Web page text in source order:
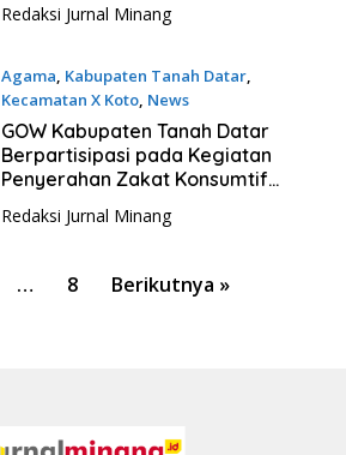
Redaksi Jurnal Minang
Agama Kabupaten Tanah Datar,
Kecamatan X Koto, News
16 Maret 2026
GOW Kabupaten Tanah Datar
Berpartisipasi pada Kegiatan
Penyerahan Zakat Konsumtif
Panyalaian Kec.X Koto
Redaksi Jurnal Minang
… 8 Berikutnya »